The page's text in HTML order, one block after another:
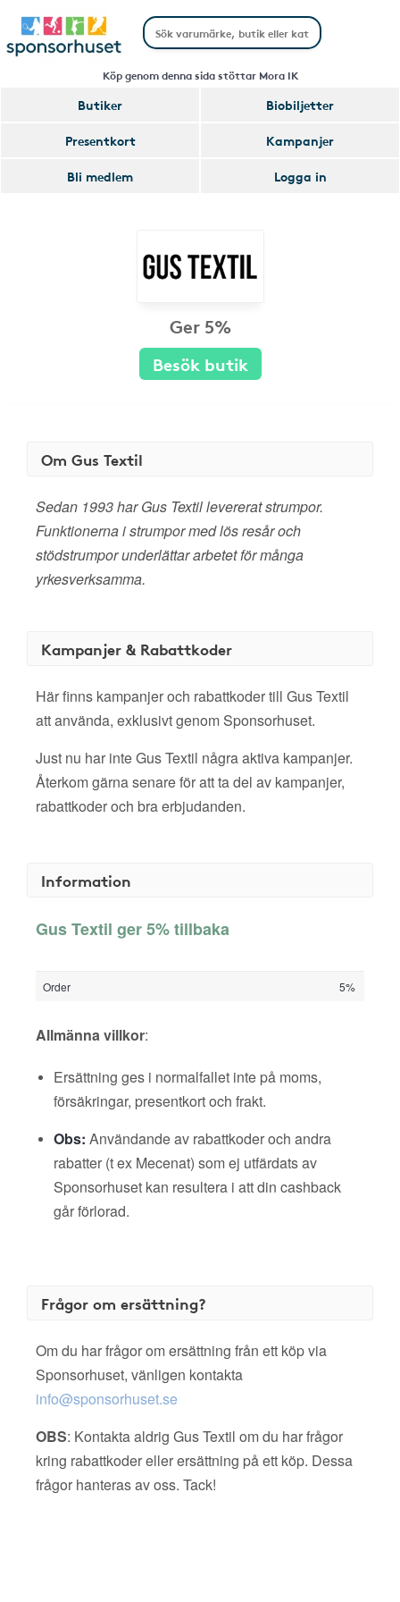
Köp genom denna sida stöttar Mora IK
Butiker
Biobiljetter
Presentkort
Kampanjer
Bli medlem
Logga in
Ger 5%
Besök butik
Om Gus Textil
Sedan 1993 har Gus Textil levererat strumpor.
Funktionerna i strumpor med lös resår och
stödstrumpor underlättar arbetet för många
yrkesverksamma.
Kampanjer & Rabattkoder
Här finns kampanjer och rabattkoder till Gus Textil
att använda, exklusivt genom Sponsorhuset.
Just nu har inte Gus Textil några aktiva kampanjer.
Återkom gärna senare för att ta del av kampanjer,
rabattkoder och bra erbjudanden.
Information
Gus Textil ger 5% tillbaka
Order 5%
Allmänna villkor:
Ersättning ges i normalfallet inte på moms,
försäkringar, presentkort och frakt.
Obs: Användande av rabattkoder och andra
rabatter (t ex Mecenat) som ej utfärdats av
Sponsorhuset kan resultera i att din cashback
går förlorad.
Frågor om ersättning?
Om du har frågor om ersättning från ett köp via
Sponsorhuset, vänligen kontakta
info@sponsorhuset.se
OBS: Kontakta aldrig Gus Textil om du har frågor
kring rabattkoder eller ersättning på ett köp. Dessa
frågor hanteras av oss. Tack!